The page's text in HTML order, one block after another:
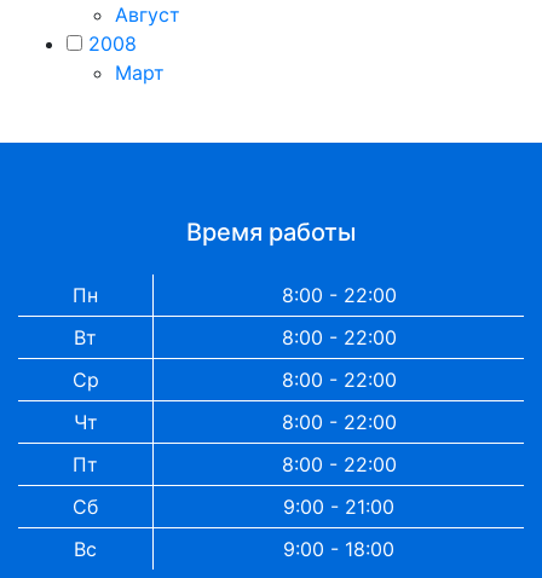
Август
2008
Март
Время работы
Пн
8:00 - 22:00
Вт
8:00 - 22:00
Ср
8:00 - 22:00
Чт
8:00 - 22:00
Пт
8:00 - 22:00
Сб
9:00 - 21:00
Вс
9:00 - 18:00